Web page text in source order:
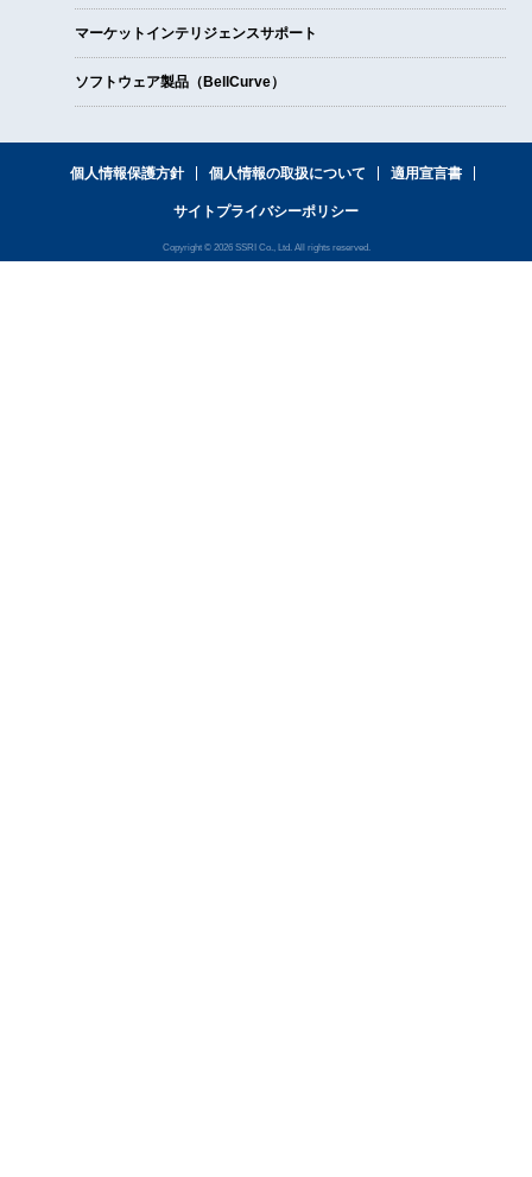
マーケットインテリジェンスサポート
ソフトウェア製品（BellCurve）
個人情報保護方針 個人情報の取扱について 適用宣言書
サイトプライバシーポリシー
Copyright © 2026 SSRI Co., Ltd. All rights reserved.